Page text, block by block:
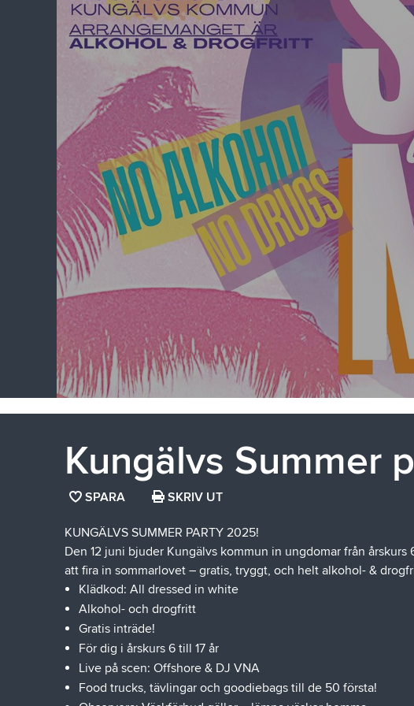
Kungälvs Summer
SPARA SPARA
SOM
FAVORIT
SKRIV UT
KUNGÄLVS SUMMER PARTY 2025!
Den 12 juni bjuder Kungälvs kommun in ungdomar från
att fira in sommarlovet – gratis, tryggt, och helt alkohol- &
Klädkod: All dressed in white
Alkohol- och drogfritt
Gratis inträde!
För dig i årskurs 6 till 17 år
Live på scen: Offshore & DJ VNA
Food trucks, tävlingar och goodiebags till de 50 första!